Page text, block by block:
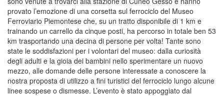
provato l’emozione di una corsetta sul ferrociclo del Museo
Ferroviario Piemontese che, su un tratto disponibile di 1 km e
trainando un carrello da cinque posti, ha percorso in totale ben 53
km trasportando una decina di persone per volta! Tante sono
state le soddisfazioni per i volontari del museo: dalla curiosità
degli adulti e la gioia dei bambini nello sperimentare un nuovo
mezzo, alle domande delle persone interessate a conoscere la
nostra proposta di utilizzo a fini turistici del ferrociclo lungo alcune
linee sospese o dismesse. L’evento è stato appoggiato dal